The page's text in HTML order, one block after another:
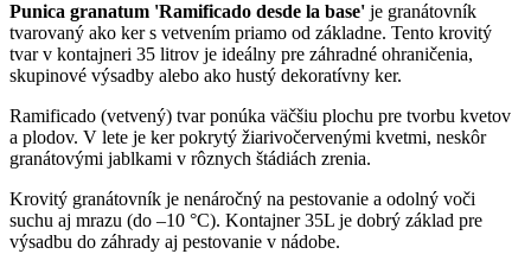
Punica granatum 'Ramificado desde la base' je granátovník
tvarovaný ako ker s vetvením priamo od základne. Tento krovitý
tvar v kontajneri 35 litrov je ideálny pre záhradné ohraničenia,
skupinové výsadby alebo ako hustý dekoratívny ker.
Ramificado (vetvený) tvar ponúka väčšiu plochu pre tvorbu kvetov
a plodov. V lete je ker pokrytý žiarivočervenými kvetmi, neskôr
granátovými jablkami v rôznych štádiách zrenia.
Krovitý granátovník je nenáročný na pestovanie a odolný voči
suchu aj mrazu (do –10 °C). Kontajner 35L je dobrý základ pre
výsadbu do záhrady aj pestovanie v nádobe.